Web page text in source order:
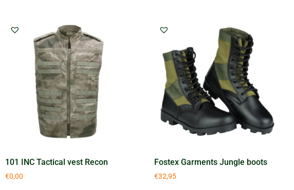
101 INC Tactical vest Recon
€0,00
Fostex Garments Jungle boots
€32,95